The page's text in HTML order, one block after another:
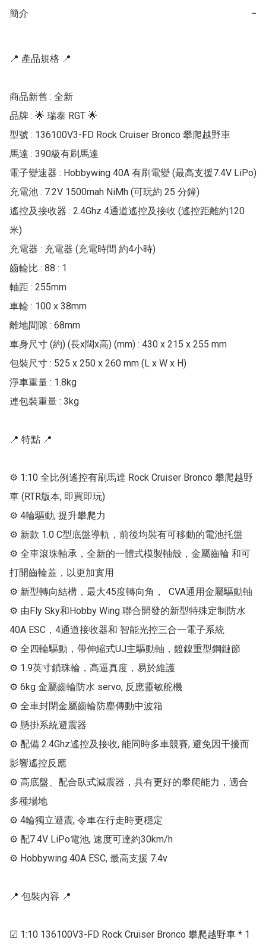
簡介 −
📍 產品規格 📍
商品新舊 : 全新
品牌 : 🌟 瑞泰 RGT 🌟
型號 : 136100V3-FD Rock Cruiser Bronco 攀爬越野車
馬達 : 390級有刷馬達
電子變速器 : Hobbywing 40A 有刷電變 (最高支援7.4V LiPo)
充電池 : 7.2V 1500mah NiMh (可玩約 25 分鐘)
遙控及接收器 : 2.4Ghz 4通道遙控及接收 (遙控距離約120
米)
充電器 : 充電器 (充電時間 約4小時)
齒輪比 : 88 : 1
軸距 : 255mm
車輪 : 100 x 38mm
離地間隙 : 68mm
車身尺寸 (約) (長x闊x高) (mm) : 430 x 215 x 255 mm
包裝尺寸 : 525 x 250 x 260 mm (L x W x H)
淨車重量 : 1.8kg
連包裝重量 : 3kg
📍 特點 📍
⚙ 1:10 全比例遙控有刷馬達 Rock Cruiser Bronco 攀爬越野
車 (RTR版本, 即買即玩)
⚙ 4輪驅動, 提升攀爬力
⚙ 新款 1.0 C型底盤導軌，前後均裝有可移動的電池托盤
⚙ 全車滾珠軸承，全新的一體式模製軸殼，金屬齒輪 和可
打開齒輪蓋，以更加實用
⚙ 新型轉向結構，最大45度轉向角，  CVA通用金屬驅動軸
⚙ 由Fly Sky和Hobby Wing 聯合開發的新型特殊定制防水
40A ESC，4通道接收器和 智能光控三合一電子系統
⚙ 全四輪驅動，帶伸縮式UJ主驅動軸，鍍鎳重型鋼鏈節
⚙ 1.9英寸鎖珠輪，高逼真度，易於維護
⚙ 6kg 金屬齒輪防水 servo, 反應靈敏舵機
⚙ 全車封閉金屬齒輪防塵傳動中波箱
⚙ 懸掛系統避震器
⚙ 配備 2.4Ghz遙控及接收, 能同時多車競賽, 避免因干擾而
影響遙控反應
⚙ 高底盤、配合臥式減震器，具有更好的攀爬能力，適合
多種場地
⚙ 4輪獨立避震, 令車在行走時更穩定
⚙ 配7.4V LiPo電池, 速度可達約30km/h
⚙ Hobbywing 40A ESC, 最高支援 7.4v
📍 包裝內容 📍
☑ 1:10 136100V3-FD Rock Cruiser Bronco 攀爬越野車 * 1